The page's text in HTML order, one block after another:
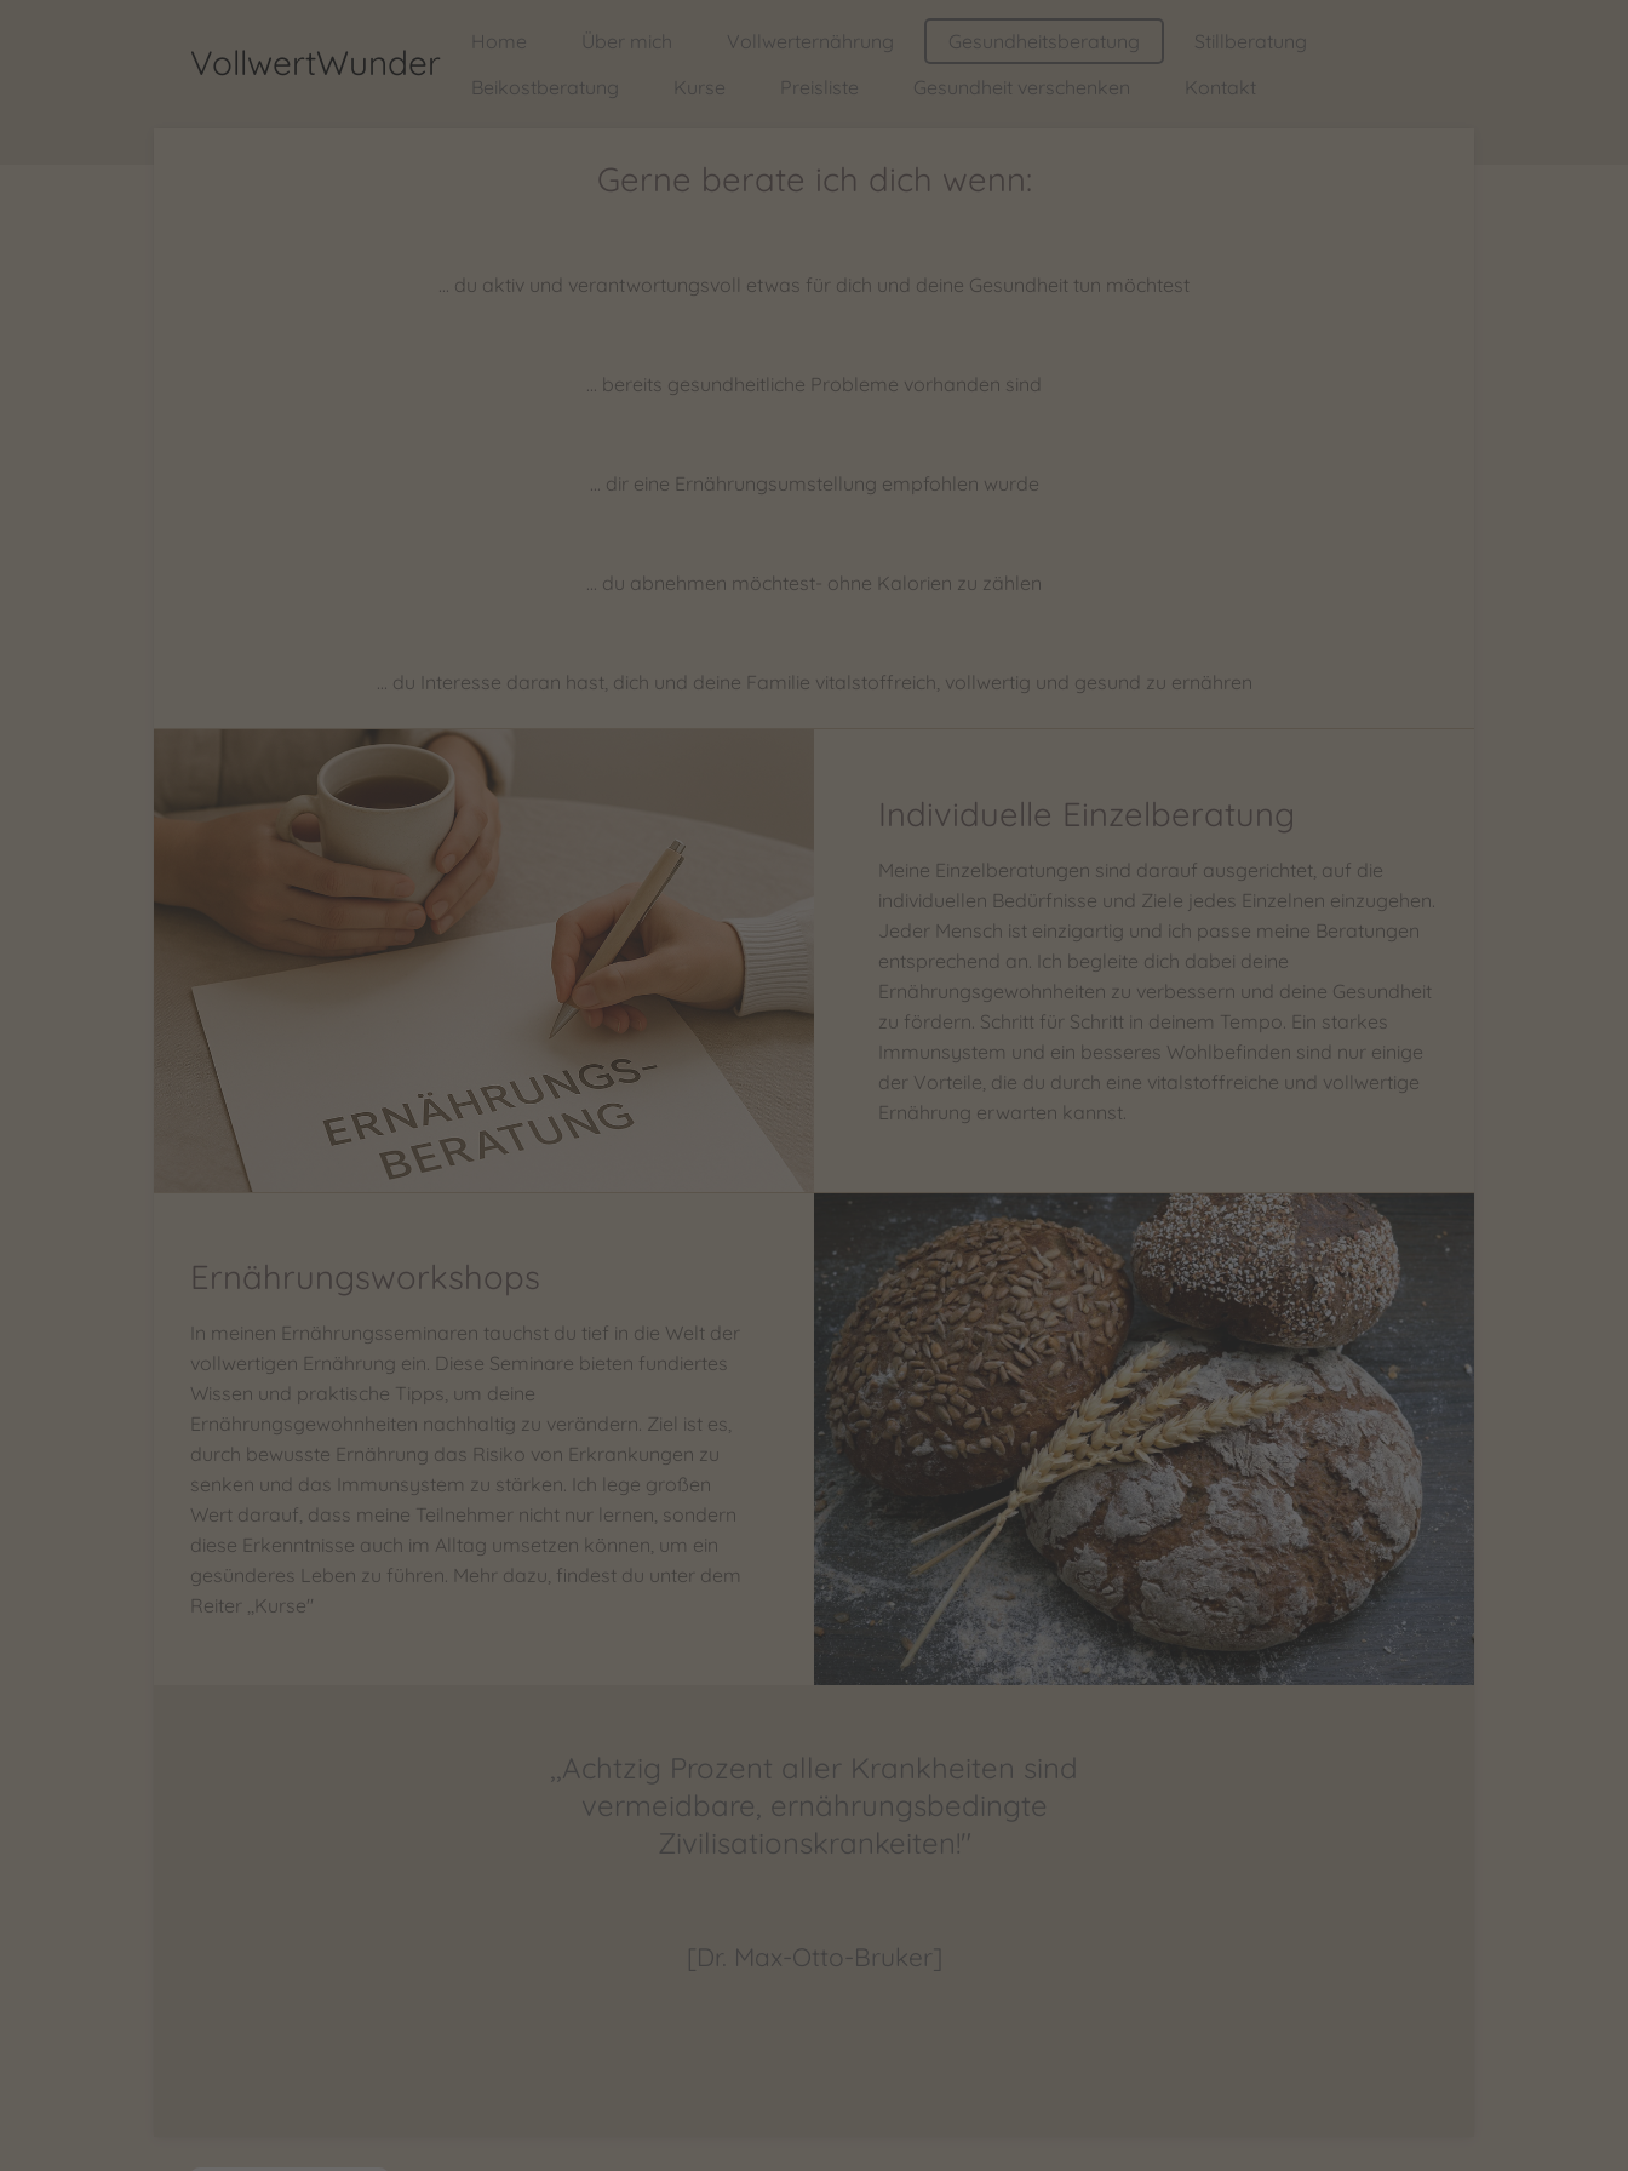
VollwertWunder Home Über mich Vollwerternährung Gesundheitsberatung
Stillberatung
Beikostberatung
Kurse Preisliste Gesundheit verschenken Kontakt
Gerne berate ich dich wenn:
... du aktiv und verantwortungsvoll etwas für dich und deine Gesundheit tun möchtest
... bereits gesundheitliche Probleme vorhanden sind
... dir eine Ernährungsumstellung empfohlen wurde
... du abnehmen möchtest- ohne Kalorien zu zählen
... du Interesse daran hast, dich und deine Familie vitalstoffreich, vollwertig und gesund zu ernähren
Individuelle Einzelberatung
Meine Einzelberatungen sind darauf ausgerichtet, auf die
individuellen Bedürfnisse und Ziele jedes Einzelnen einzugehen.
Jeder Mensch ist einzigartig und ich passe meine Beratungen
entsprechend an. Ich begleite dich dabei deine
Ernährungsgewohnheiten zu verbessern und deine Gesundheit
zu fördern. Schritt für Schritt in deinem Tempo. Ein starkes
Immunsystem und ein besseres Wohlbefinden sind nur einige
der Vorteile, die du durch eine vitalstoffreiche und vollwertige
Ernährung erwarten kannst.
Ernährungsworkshops
In meinen Ernährungsseminaren tauchst du tief in die Welt der
vollwertigen Ernährung ein. Diese Seminare bieten fundiertes
Wissen und praktische Tipps, um deine
Ernährungsgewohnheiten nachhaltig zu verändern. Ziel ist es,
durch bewusste Ernährung das Risiko von Erkrankungen zu
senken und das Immunsystem zu stärken. Ich lege großen
Wert darauf, dass meine Teilnehmer nicht nur lernen, sondern
diese Erkenntnisse auch im Alltag umsetzen können, um ein
gesünderes Leben zu führen. Mehr dazu, findest du unter dem
Reiter ,,Kurse"
,,Achtzig Prozent aller Krankheiten sind
vermeidbare, ernährungsbedingte
Zivilisationskrankeiten!"
[Dr. Max-Otto-Bruker]